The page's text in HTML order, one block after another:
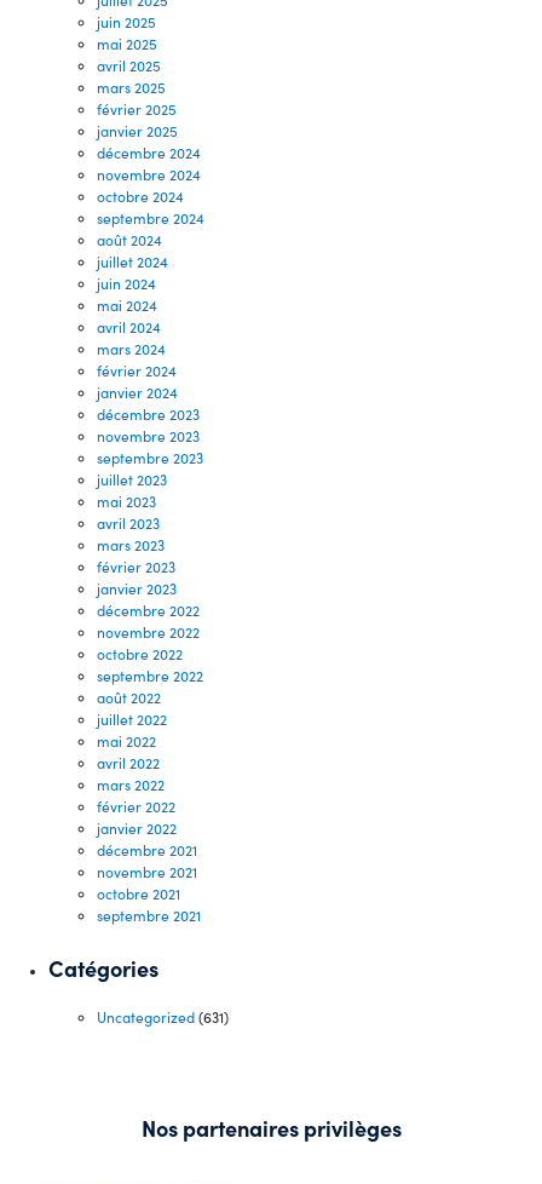
juin 2025
mai 2025
avril 2025
mars 2025
février 2025
janvier 2025
décembre 2024
novembre 2024
octobre 2024
septembre 2024
août 2024
juillet 2024
juin 2024
mai 2024
avril 2024
mars 2024
février 2024
janvier 2024
décembre 2023
novembre 2023
septembre 2023
juillet 2023
mai 2023
avril 2023
mars 2023
février 2023
janvier 2023
décembre 2022
novembre 2022
octobre 2022
septembre 2022
août 2022
juillet 2022
mai 2022
avril 2022
mars 2022
février 2022
janvier 2022
décembre 2021
novembre 2021
octobre 2021
septembre 2021
Catégories
Uncategorized(631)
Nos partenaires privilèges